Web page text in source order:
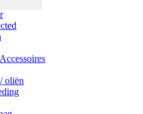
oliën